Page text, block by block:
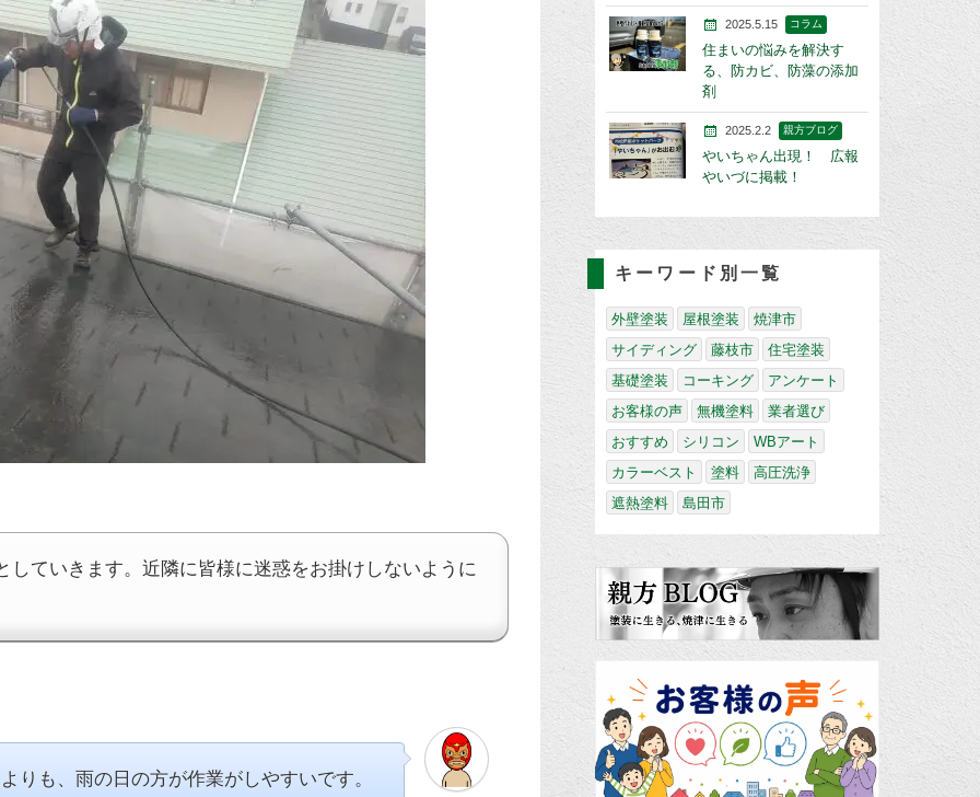
していきます。近隣に皆様に迷惑をお掛けしないように
りも、雨の日の方が作業がしやすいです。
2025.5.15 コラム
住まいの悩みを解決す
る、防カビ、防藻の添加
剤
2025.2.2 親方ブログ
やいちゃん出現！ 広報
やいづに掲載！
キーワード別一覧
外壁塗装 屋根塗装
焼津市
サイディング
藤枝市
住宅塗装
基礎塗装
コーキング
アンケート
お客様の声
無機塗料
業者選び
おすすめ
シリコン
WBアート
カラーベスト
塗料
高圧洗浄
遮熱塗料
島田市